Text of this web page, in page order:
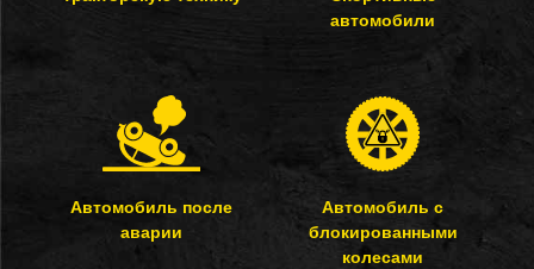
автомобили
Автомобиль после
аварии
Автомобиль с
блокированными
колесами